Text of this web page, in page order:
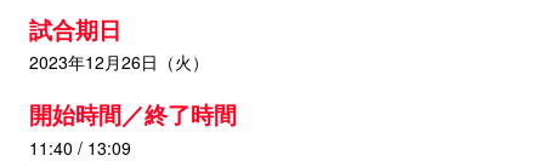
試合期日
2023年12月26日（火）
開始時間／終了時間
11:40 / 13:09